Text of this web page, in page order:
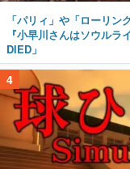
「パリィ」や「ローリ
『小早川さんはソウル
DIED」
4